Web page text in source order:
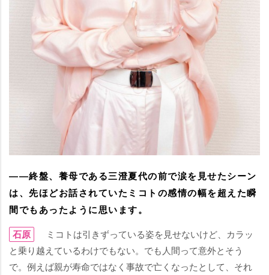
――終盤、養母である三澄夏代の前で涙を見せたシーン
は、先ほどお話されていたミコトの感情の幅を超えた瞬
間でもあったように思います。
石原
ミコトは引きずっている姿を見せないけど、カラッ
と乗り越えているわけでもない。でも人間って意外とそう
で。例えば親が寿命ではなく事故で亡くなったとして、それ